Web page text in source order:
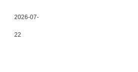
2026-07-
22